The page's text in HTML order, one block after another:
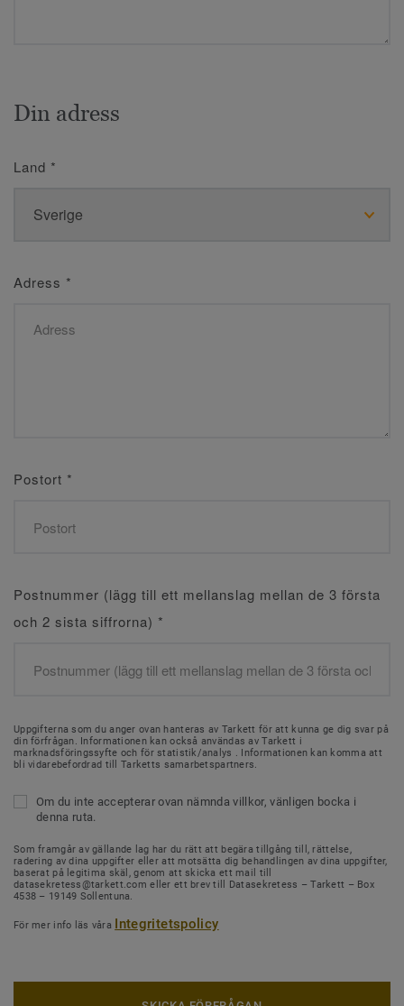
Din adress
Land *
Adress *
Postort *
Postnummer (lägg till ett mellanslag mellan de 3 första
och 2 sista siffrorna) *
Uppgifterna som du anger ovan hanteras av Tarkett för att kunna ge dig svar på
din förfrågan. Informationen kan också användas av Tarkett i
marknadsföringssyfte och för statistik/analys . Informationen kan komma att
bli vidarebefordrad till Tarketts samarbetspartners.
Om du inte accepterar ovan nämnda villkor, vänligen bocka i
denna ruta.
Som framgår av gällande lag har du rätt att begära tillgång till, rättelse,
radering av dina uppgifter eller att motsätta dig behandlingen av dina uppgifter,
baserat på legitima skäl, genom att skicka ett mail till
datasekretess@tarkett.com eller ett brev till Datasekretess – Tarkett – Box
4538 – 19149 Sollentuna.
För mer info läs våra Integritetspolicy